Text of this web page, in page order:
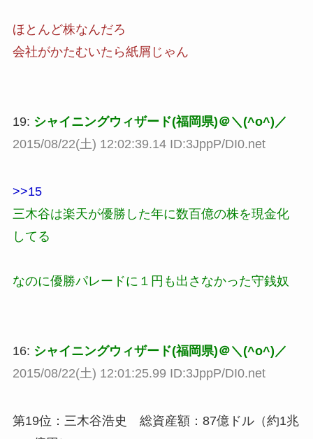
ほとんど株なんだろ
会社がかたむいたら紙屑じゃん
19: シャイニングウィザード(福岡県)＠＼(^o^)／
2015/08/22(土) 12:02:39.14 ID:3JppP/DI0.net
>>15
三木谷は楽天が優勝した年に数百億の株を現金化
してる
なのに優勝パレードに１円も出さなかった守銭奴
16: シャイニングウィザード(福岡県)＠＼(^o^)／
2015/08/22(土) 12:01:25.99 ID:3JppP/DI0.net
第19位：三木谷浩史 総資産額：87億ドル（約1兆